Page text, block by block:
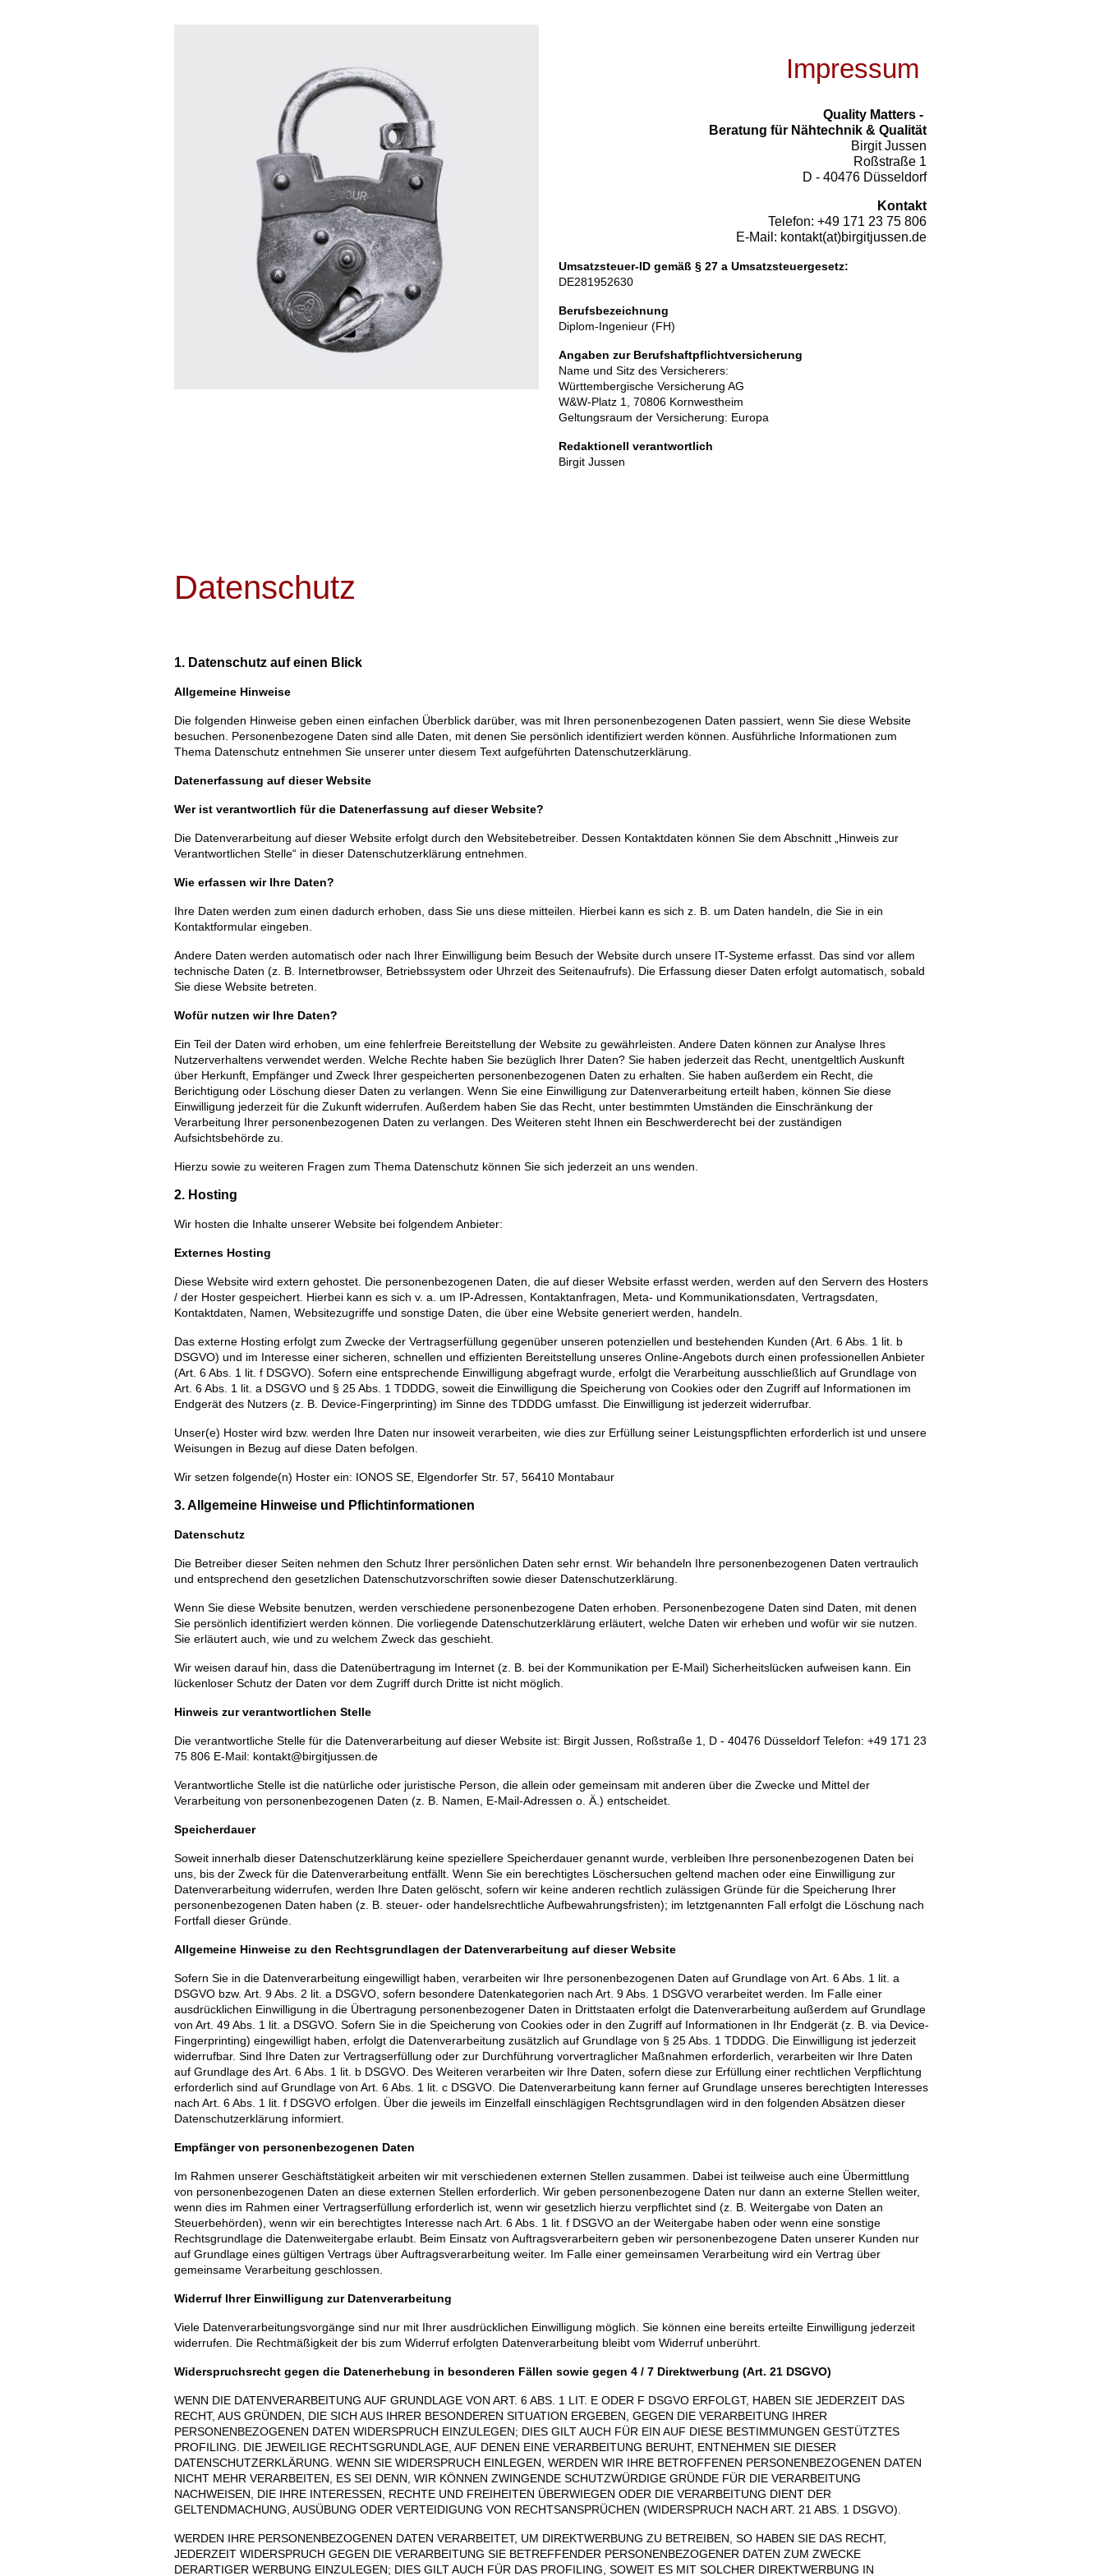
Impressum
Quality Matters -
Beratung für Nähtechnik & Qualität
Birgit Jussen
Roßstraße 1
D - 40476 Düsseldorf
Kontakt
Telefon: +49 171 23 75 806
E-Mail: kontakt(at)birgitjussen.de
Umsatzsteuer-ID gemäß § 27 a Umsatzsteuergesetz:
DE281952630
Berufsbezeichnung
Diplom-Ingenieur (FH)
Angaben zur Berufshaftpflichtversicherung
Name und Sitz des Versicherers:
Württembergische Versicherung AG
W&W-Platz 1, 70806 Kornwestheim
Geltungsraum der Versicherung: Europa
Redaktionell verantwortlich
Birgit Jussen
Datenschutz
1. Datenschutz auf einen Blick
Allgemeine Hinweise
Die folgenden Hinweise geben einen einfachen Überblick darüber, was mit Ihren personenbezogenen Daten passiert, wenn Sie diese Website
besuchen. Personenbezogene Daten sind alle Daten, mit denen Sie persönlich identifiziert werden können. Ausführliche Informationen zum
Thema Datenschutz entnehmen Sie unserer unter diesem Text aufgeführten Datenschutzerklärung.
Datenerfassung auf dieser Website
Wer ist verantwortlich für die Datenerfassung auf dieser Website?
Die Datenverarbeitung auf dieser Website erfolgt durch den Websitebetreiber. Dessen Kontaktdaten können Sie dem Abschnitt „Hinweis zur
Verantwortlichen Stelle“ in dieser Datenschutzerklärung entnehmen.
Wie erfassen wir Ihre Daten?
Ihre Daten werden zum einen dadurch erhoben, dass Sie uns diese mitteilen. Hierbei kann es sich z. B. um Daten handeln, die Sie in ein
Kontaktformular eingeben.
Andere Daten werden automatisch oder nach Ihrer Einwilligung beim Besuch der Website durch unsere IT-Systeme erfasst. Das sind vor allem
technische Daten (z. B. Internetbrowser, Betriebssystem oder Uhrzeit des Seitenaufrufs). Die Erfassung dieser Daten erfolgt automatisch, sobald
Sie diese Website betreten.
Wofür nutzen wir Ihre Daten?
Ein Teil der Daten wird erhoben, um eine fehlerfreie Bereitstellung der Website zu gewährleisten. Andere Daten können zur Analyse Ihres
Nutzerverhaltens verwendet werden. Welche Rechte haben Sie bezüglich Ihrer Daten? Sie haben jederzeit das Recht, unentgeltlich Auskunft
über Herkunft, Empfänger und Zweck Ihrer gespeicherten personenbezogenen Daten zu erhalten. Sie haben außerdem ein Recht, die
Berichtigung oder Löschung dieser Daten zu verlangen. Wenn Sie eine Einwilligung zur Datenverarbeitung erteilt haben, können Sie diese
Einwilligung jederzeit für die Zukunft widerrufen. Außerdem haben Sie das Recht, unter bestimmten Umständen die Einschränkung der
Verarbeitung Ihrer personenbezogenen Daten zu verlangen. Des Weiteren steht Ihnen ein Beschwerderecht bei der zuständigen
Aufsichtsbehörde zu.
Hierzu sowie zu weiteren Fragen zum Thema Datenschutz können Sie sich jederzeit an uns wenden.
2. Hosting
Wir hosten die Inhalte unserer Website bei folgendem Anbieter:
Externes Hosting
Diese Website wird extern gehostet. Die personenbezogenen Daten, die auf dieser Website erfasst werden, werden auf den Servern des Hosters
/ der Hoster gespeichert. Hierbei kann es sich v. a. um IP-Adressen, Kontaktanfragen, Meta- und Kommunikationsdaten, Vertragsdaten,
Kontaktdaten, Namen, Websitezugriffe und sonstige Daten, die über eine Website generiert werden, handeln.
Das externe Hosting erfolgt zum Zwecke der Vertragserfüllung gegenüber unseren potenziellen und bestehenden Kunden (Art. 6 Abs. 1 lit. b
DSGVO) und im Interesse einer sicheren, schnellen und effizienten Bereitstellung unseres Online-Angebots durch einen professionellen Anbieter
(Art. 6 Abs. 1 lit. f DSGVO). Sofern eine entsprechende Einwilligung abgefragt wurde, erfolgt die Verarbeitung ausschließlich auf Grundlage von
Art. 6 Abs. 1 lit. a DSGVO und § 25 Abs. 1 TDDDG, soweit die Einwilligung die Speicherung von Cookies oder den Zugriff auf Informationen im
Endgerät des Nutzers (z. B. Device-Fingerprinting) im Sinne des TDDDG umfasst. Die Einwilligung ist jederzeit widerrufbar.
Unser(e) Hoster wird bzw. werden Ihre Daten nur insoweit verarbeiten, wie dies zur Erfüllung seiner Leistungspflichten erforderlich ist und unsere
Weisungen in Bezug auf diese Daten befolgen.
Wir setzen folgende(n) Hoster ein: IONOS SE, Elgendorfer Str. 57, 56410 Montabaur
3. Allgemeine Hinweise und Pflichtinformationen
Datenschutz
Die Betreiber dieser Seiten nehmen den Schutz Ihrer persönlichen Daten sehr ernst. Wir behandeln Ihre personenbezogenen Daten vertraulich
und entsprechend den gesetzlichen Datenschutzvorschriften sowie dieser Datenschutzerklärung.
Wenn Sie diese Website benutzen, werden verschiedene personenbezogene Daten erhoben. Personenbezogene Daten sind Daten, mit denen
Sie persönlich identifiziert werden können. Die vorliegende Datenschutzerklärung erläutert, welche Daten wir erheben und wofür wir sie nutzen.
Sie erläutert auch, wie und zu welchem Zweck das geschieht.
Wir weisen darauf hin, dass die Datenübertragung im Internet (z. B. bei der Kommunikation per E-Mail) Sicherheitslücken aufweisen kann. Ein
lückenloser Schutz der Daten vor dem Zugriff durch Dritte ist nicht möglich.
Hinweis zur verantwortlichen Stelle
Die verantwortliche Stelle für die Datenverarbeitung auf dieser Website ist: Birgit Jussen, Roßstraße 1, D - 40476 Düsseldorf Telefon: +49 171 23
75 806 E-Mail: kontakt@birgitjussen.de
Verantwortliche Stelle ist die natürliche oder juristische Person, die allein oder gemeinsam mit anderen über die Zwecke und Mittel der
Verarbeitung von personenbezogenen Daten (z. B. Namen, E-Mail-Adressen o. Ä.) entscheidet.
Speicherdauer
Soweit innerhalb dieser Datenschutzerklärung keine speziellere Speicherdauer genannt wurde, verbleiben Ihre personenbezogenen Daten bei
uns, bis der Zweck für die Datenverarbeitung entfällt. Wenn Sie ein berechtigtes Löschersuchen geltend machen oder eine Einwilligung zur
Datenverarbeitung widerrufen, werden Ihre Daten gelöscht, sofern wir keine anderen rechtlich zulässigen Gründe für die Speicherung Ihrer
personenbezogenen Daten haben (z. B. steuer- oder handelsrechtliche Aufbewahrungsfristen); im letztgenannten Fall erfolgt die Löschung nach
Fortfall dieser Gründe.
Allgemeine Hinweise zu den Rechtsgrundlagen der Datenverarbeitung auf dieser Website
Sofern Sie in die Datenverarbeitung eingewilligt haben, verarbeiten wir Ihre personenbezogenen Daten auf Grundlage von Art. 6 Abs. 1 lit. a
DSGVO bzw. Art. 9 Abs. 2 lit. a DSGVO, sofern besondere Datenkategorien nach Art. 9 Abs. 1 DSGVO verarbeitet werden. Im Falle einer
ausdrücklichen Einwilligung in die Übertragung personenbezogener Daten in Drittstaaten erfolgt die Datenverarbeitung außerdem auf Grundlage
von Art. 49 Abs. 1 lit. a DSGVO. Sofern Sie in die Speicherung von Cookies oder in den Zugriff auf Informationen in Ihr Endgerät (z. B. via Device-
Fingerprinting) eingewilligt haben, erfolgt die Datenverarbeitung zusätzlich auf Grundlage von § 25 Abs. 1 TDDDG. Die Einwilligung ist jederzeit
widerrufbar. Sind Ihre Daten zur Vertragserfüllung oder zur Durchführung vorvertraglicher Maßnahmen erforderlich, verarbeiten wir Ihre Daten
auf Grundlage des Art. 6 Abs. 1 lit. b DSGVO. Des Weiteren verarbeiten wir Ihre Daten, sofern diese zur Erfüllung einer rechtlichen Verpflichtung
erforderlich sind auf Grundlage von Art. 6 Abs. 1 lit. c DSGVO. Die Datenverarbeitung kann ferner auf Grundlage unseres berechtigten Interesses
nach Art. 6 Abs. 1 lit. f DSGVO erfolgen. Über die jeweils im Einzelfall einschlägigen Rechtsgrundlagen wird in den folgenden Absätzen dieser
Datenschutzerklärung informiert.
Empfänger von personenbezogenen Daten
Im Rahmen unserer Geschäftstätigkeit arbeiten wir mit verschiedenen externen Stellen zusammen. Dabei ist teilweise auch eine Übermittlung
von personenbezogenen Daten an diese externen Stellen erforderlich. Wir geben personenbezogene Daten nur dann an externe Stellen weiter,
wenn dies im Rahmen einer Vertragserfüllung erforderlich ist, wenn wir gesetzlich hierzu verpflichtet sind (z. B. Weitergabe von Daten an
Steuerbehörden), wenn wir ein berechtigtes Interesse nach Art. 6 Abs. 1 lit. f DSGVO an der Weitergabe haben oder wenn eine sonstige
Rechtsgrundlage die Datenweitergabe erlaubt. Beim Einsatz von Auftragsverarbeitern geben wir personenbezogene Daten unserer Kunden nur
auf Grundlage eines gültigen Vertrags über Auftragsverarbeitung weiter. Im Falle einer gemeinsamen Verarbeitung wird ein Vertrag über
gemeinsame Verarbeitung geschlossen.
Widerruf Ihrer Einwilligung zur Datenverarbeitung
Viele Datenverarbeitungsvorgänge sind nur mit Ihrer ausdrücklichen Einwilligung möglich. Sie können eine bereits erteilte Einwilligung jederzeit
widerrufen. Die Rechtmäßigkeit der bis zum Widerruf erfolgten Datenverarbeitung bleibt vom Widerruf unberührt.
Widerspruchsrecht gegen die Datenerhebung in besonderen Fällen sowie gegen 4 / 7 Direktwerbung (Art. 21 DSGVO)
WENN DIE DATENVERARBEITUNG AUF GRUNDLAGE VON ART. 6 ABS. 1 LIT. E ODER F DSGVO ERFOLGT, HABEN SIE JEDERZEIT DAS
RECHT, AUS GRÜNDEN, DIE SICH AUS IHRER BESONDEREN SITUATION ERGEBEN, GEGEN DIE VERARBEITUNG IHRER
PERSONENBEZOGENEN DATEN WIDERSPRUCH EINZULEGEN; DIES GILT AUCH FÜR EIN AUF DIESE BESTIMMUNGEN GESTÜTZTES
PROFILING. DIE JEWEILIGE RECHTSGRUNDLAGE, AUF DENEN EINE VERARBEITUNG BERUHT, ENTNEHMEN SIE DIESER
DATENSCHUTZERKLÄRUNG. WENN SIE WIDERSPRUCH EINLEGEN, WERDEN WIR IHRE BETROFFENEN PERSONENBEZOGENEN DATEN
NICHT MEHR VERARBEITEN, ES SEI DENN, WIR KÖNNEN ZWINGENDE SCHUTZWÜRDIGE GRÜNDE FÜR DIE VERARBEITUNG
NACHWEISEN, DIE IHRE INTERESSEN, RECHTE UND FREIHEITEN ÜBERWIEGEN ODER DIE VERARBEITUNG DIENT DER
GELTENDMACHUNG, AUSÜBUNG ODER VERTEIDIGUNG VON RECHTSANSPRÜCHEN (WIDERSPRUCH NACH ART. 21 ABS. 1 DSGVO).
WERDEN IHRE PERSONENBEZOGENEN DATEN VERARBEITET, UM DIREKTWERBUNG ZU BETREIBEN, SO HABEN SIE DAS RECHT,
JEDERZEIT WIDERSPRUCH GEGEN DIE VERARBEITUNG SIE BETREFFENDER PERSONENBEZOGENER DATEN ZUM ZWECKE
DERARTIGER WERBUNG EINZULEGEN; DIES GILT AUCH FÜR DAS PROFILING, SOWEIT ES MIT SOLCHER DIREKTWERBUNG IN